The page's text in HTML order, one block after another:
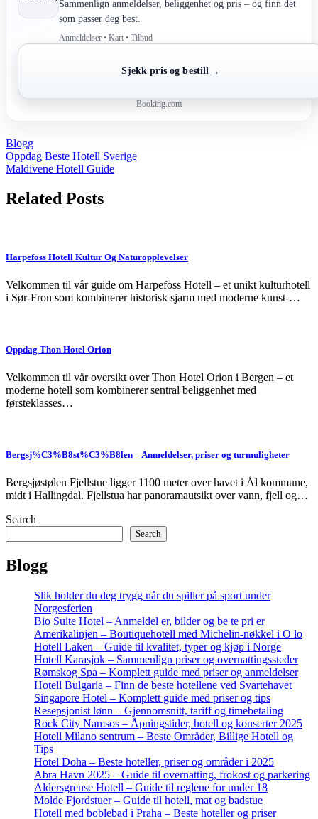
Sammenlign anmeldelser, beliggenhet og pris – og finn det
som passer deg best.
Anmeldelser • Kart • Tilbud
Sjekk pris og bestill →
Booking.com
Blogg
Post
navigation
Oppdag Beste Hotell Sverige
Maldivene Hotell Guide
Related Posts
Harpefoss Hotell Kultur Og Naturopplevelser
Velkommen til vår guide om Harpefoss Hotell – et unikt kulturhotell
i Sør-Fron som kombinerer historisk sjarm med moderne kunst-…
Oppdag Thon Hotel Orion
Velkommen til vår oversikt over Thon Hotel Orion i Bergen – et
moderne hotell som kombinerer sentral beliggenhet med
førsteklasses…
Bergsj%C3%B8st%C3%B8len – Anmeldelser, priser og turmuligheter
Bergsjøstølen Fjellstue ligger 1100 meter over havet i Ål kommune,
midt i Hallingdal. Fjellstua har panoramautsikt over vann, fjell og…
Search
Search
Blogg
Slik holder du deg trygg når du spiller på sport under
Norgesferien
Bio Suite Hotel – Anmeldel er, bilder og be te pri er
Amerikalinjen – Boutiquehotell med Michelin-nøkkel i O lo
Hotell Laken – Guide til kvalitet, typer og kjøp i Norge
Hotell Karasjok – Sammenlign priser og overnattingssteder
Rømskog Spa – Komplett guide med priser og anmeldelser
Hotell Bulgaria – Finn de beste hotellene ved Svartehavet
Singapore Hotel – Komplett guide med priser og tips
Resepsjonist lønn – Gjennomsnitt, tariff og timebetaling
Rock City Namsos – Åpningstider, hotell og konserter 2025
Hotell Milano sentrum – Beste Områder, Billige Hotell og
Tips
Hotel Doha – Beste hoteller, priser og områder i 2025
Abra Havn 2025 – Guide til overnatting, frokost og parkering
Aldersgrense Hotell – Guide til reglene for under 18
Molde Fjordstuer – Guide til hotell, mat og badstue
Hotell med boblebad i Praha – Beste hoteller og priser